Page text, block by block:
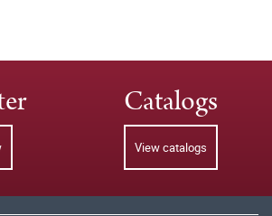
Catalogs
View catalogs